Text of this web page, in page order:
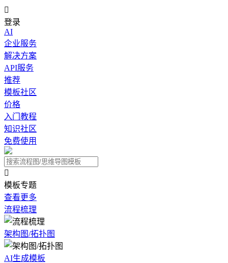

登录
AI
企业服务
解决方案
API服务
推荐
模板社区
价格
入门教程
知识社区
免费使用

模板专题
查看更多
流程梳理
架构图/拓扑图
AI生成模板